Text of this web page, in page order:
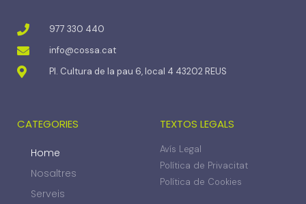
977 330 440
info@cossa.cat
Pl. Cultura de la pau 6, local 4 43202 REUS
CATEGORIES
Home
Nosaltres
Serveis
TEXTOS LEGALS
Avís Legal
Política de Privacitat
Política de Cookies